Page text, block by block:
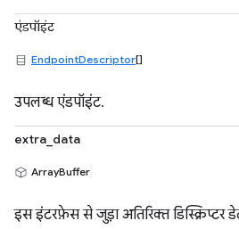
एंडपॉइंट
EndpointDescriptor[]
उपलब्ध एंडपॉइंट.
extra_data
ArrayBuffer
इस इंटरफ़ेस से जुड़ा अतिरिक्त डिस्क्रिप्टर